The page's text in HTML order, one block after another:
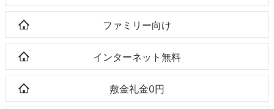
ファミリー向け
インターネット無料
敷金礼金0円